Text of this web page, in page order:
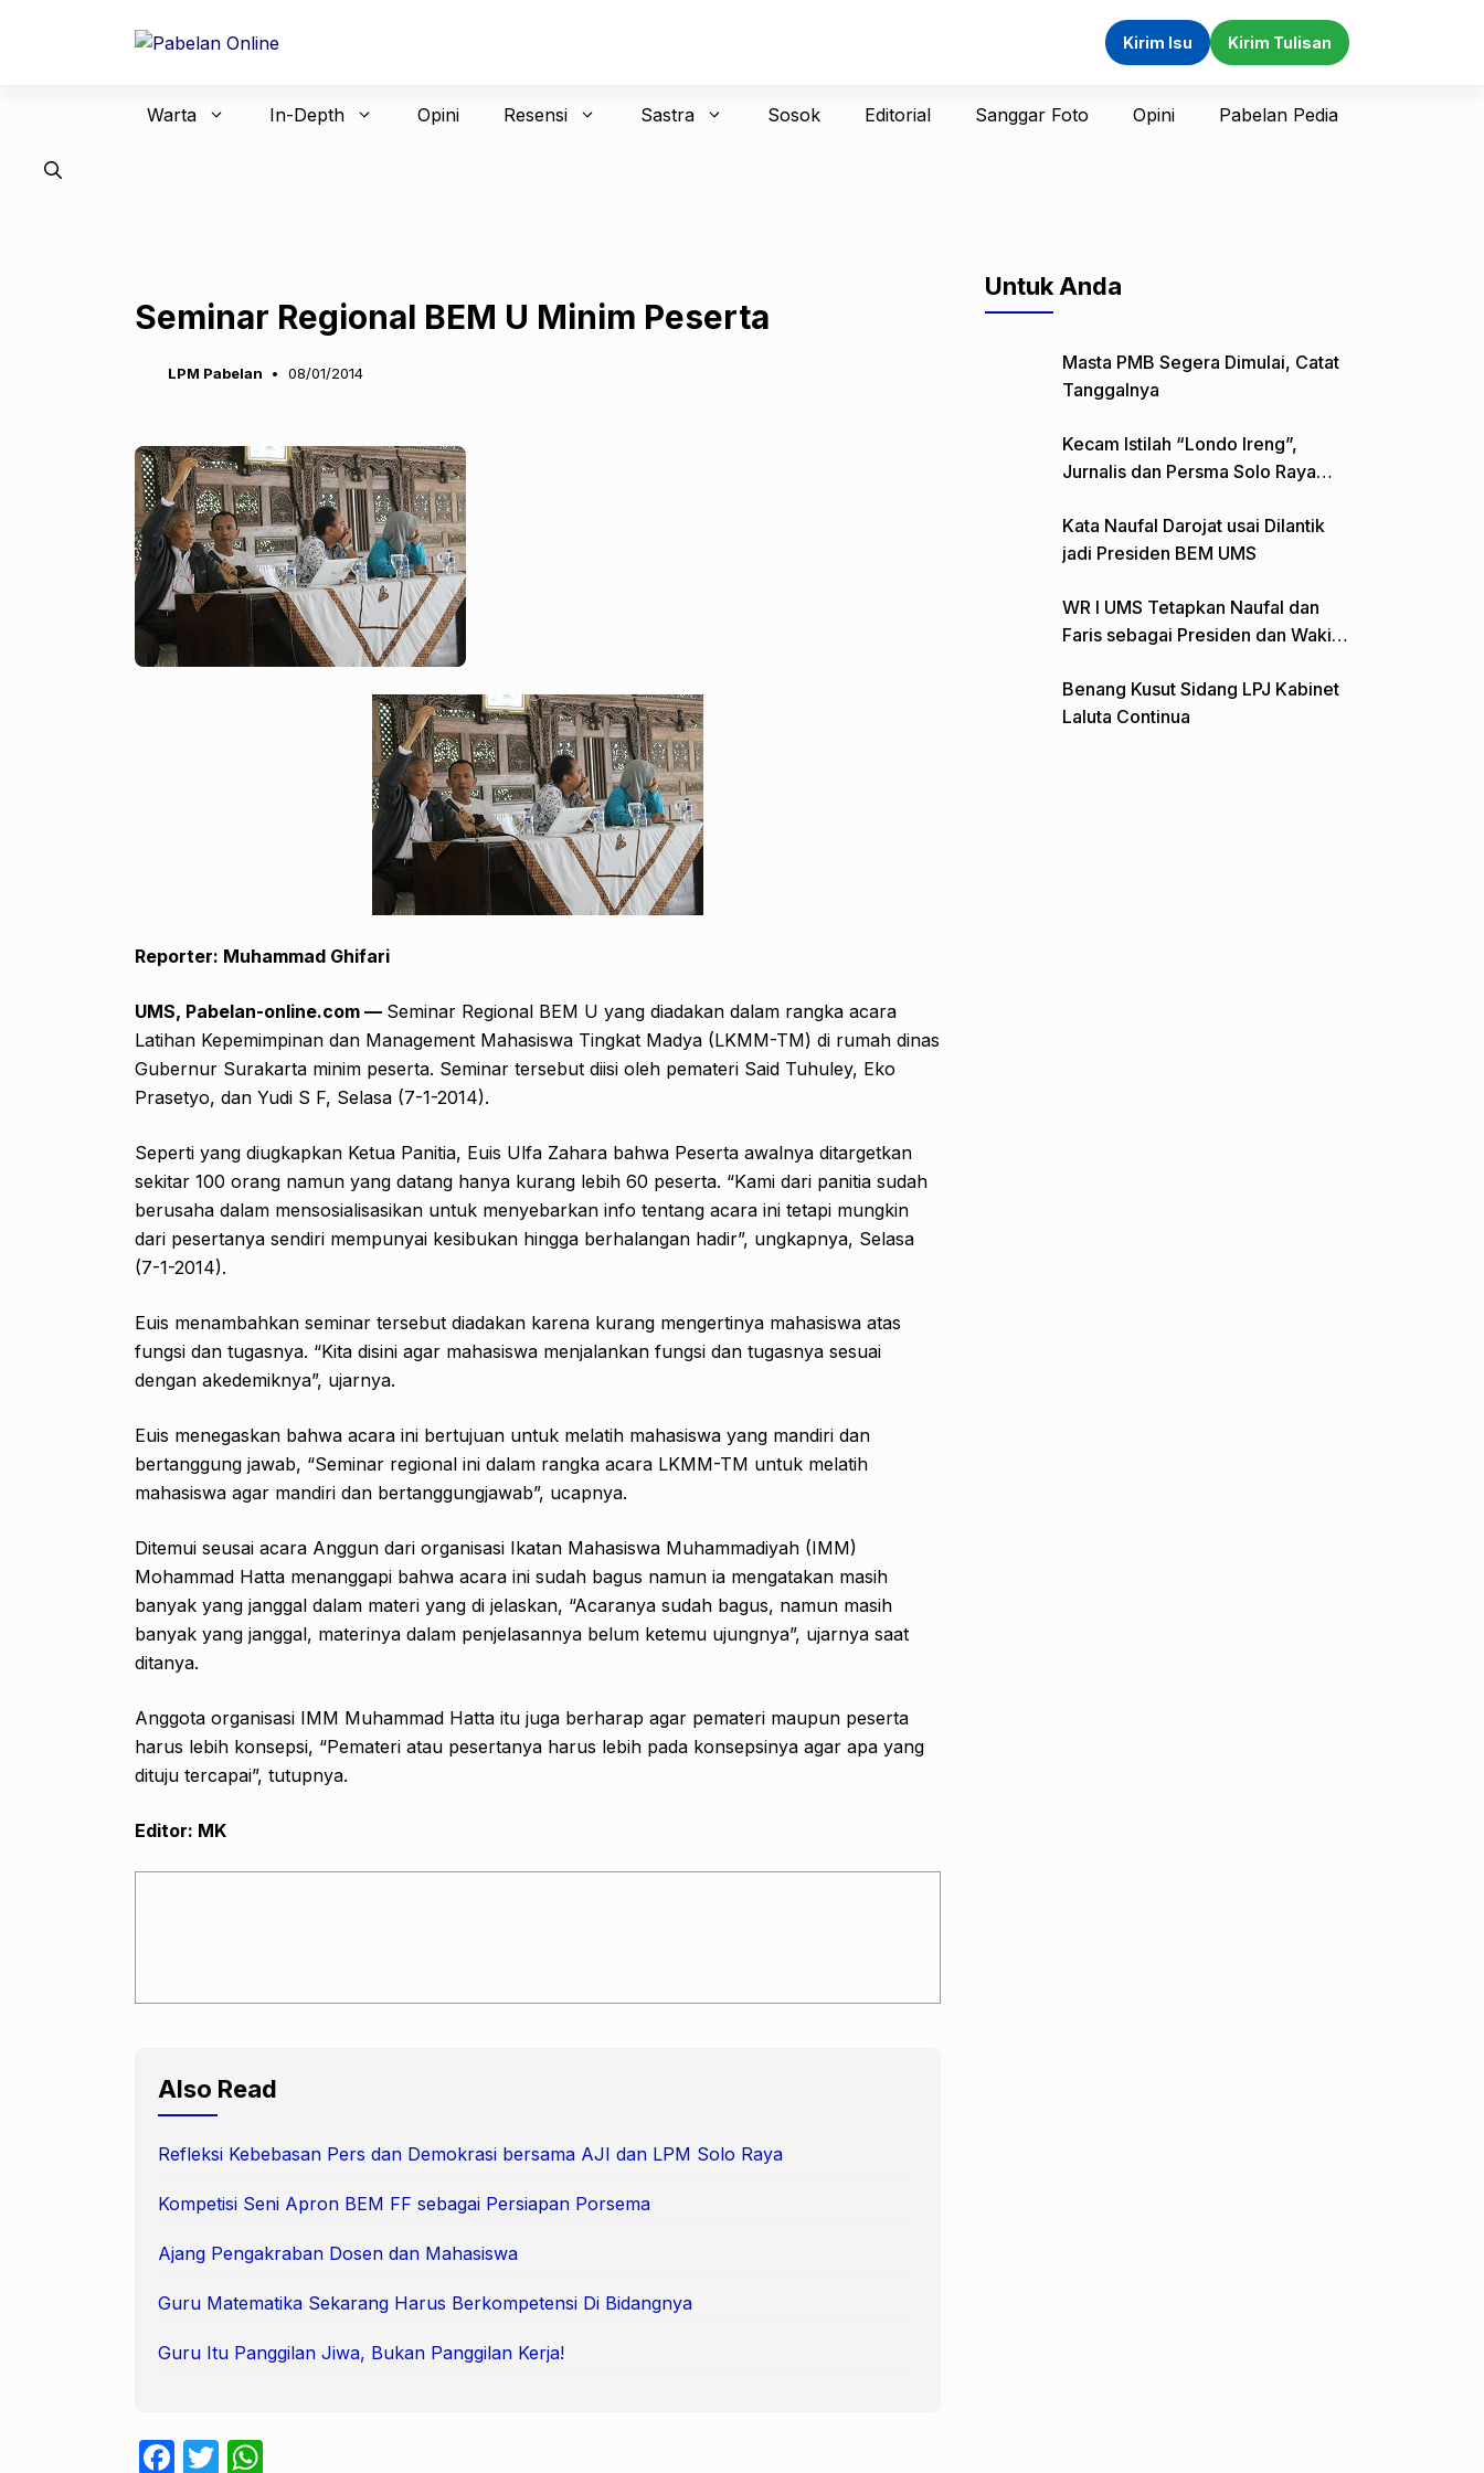
Kirim Isu Kirim Tulisan
Warta In-Depth Opini Resensi Sastra Sosok Editorial Sanggar Foto Opini Pabelan Pedia
Seminar Regional BEM U Minim Peserta
LPM Pabelan 08/01/2014
Reporter: Muhammad Ghifari
UMS, Pabelan-online.com — Seminar Regional BEM U yang diadakan dalam rangka acara
Latihan Kepemimpinan dan Management Mahasiswa Tingkat Madya (LKMM-TM) di rumah dinas
Gubernur Surakarta minim peserta. Seminar tersebut diisi oleh pemateri Said Tuhuley, Eko
Prasetyo, dan Yudi S F, Selasa (7-1-2014).
Seperti yang diugkapkan Ketua Panitia, Euis Ulfa Zahara bahwa Peserta awalnya ditargetkan
sekitar 100 orang namun yang datang hanya kurang lebih 60 peserta. “Kami dari panitia sudah
berusaha dalam mensosialisasikan untuk menyebarkan info tentang acara ini tetapi mungkin
dari pesertanya sendiri mempunyai kesibukan hingga berhalangan hadir”, ungkapnya, Selasa
(7-1-2014).
Euis menambahkan seminar tersebut diadakan karena kurang mengertinya mahasiswa atas
fungsi dan tugasnya. “Kita disini agar mahasiswa menjalankan fungsi dan tugasnya sesuai
dengan akedemiknya”, ujarnya.
Euis menegaskan bahwa acara ini bertujuan untuk melatih mahasiswa yang mandiri dan
bertanggung jawab, “Seminar regional ini dalam rangka acara LKMM-TM untuk melatih
mahasiswa agar mandiri dan bertanggungjawab”, ucapnya.
Ditemui seusai acara Anggun dari organisasi Ikatan Mahasiswa Muhammadiyah (IMM)
Mohammad Hatta menanggapi bahwa acara ini sudah bagus namun ia mengatakan masih
banyak yang janggal dalam materi yang di jelaskan, “Acaranya sudah bagus, namun masih
banyak yang janggal, materinya dalam penjelasannya belum ketemu ujungnya”, ujarnya saat
ditanya.
Anggota organisasi IMM Muhammad Hatta itu juga berharap agar pemateri maupun peserta
harus lebih konsepsi, “Pemateri atau pesertanya harus lebih pada konsepsinya agar apa yang
dituju tercapai”, tutupnya.
Editor: MK
Also Read
Refleksi Kebebasan Pers dan Demokrasi bersama AJI dan LPM Solo Raya
Kompetisi Seni Apron BEM FF sebagai Persiapan Porsema
Ajang Pengakraban Dosen dan Mahasiswa
Guru Matematika Sekarang Harus Berkompetensi Di Bidangnya
Guru Itu Panggilan Jiwa, Bukan Panggilan Kerja!
F
T
Untuk Anda
Masta PMB Segera Dimulai, Catat
Tanggalnya
Kecam Istilah “Londo Ireng”,
Jurnalis dan Persma Solo Raya
Kata Naufal Darojat usai Dilantik
jadi Presiden BEM UMS
WR I UMS Tetapkan Naufal dan
Faris sebagai Presiden dan Wakil
Benang Kusut Sidang LPJ Kabinet
Laluta Continua